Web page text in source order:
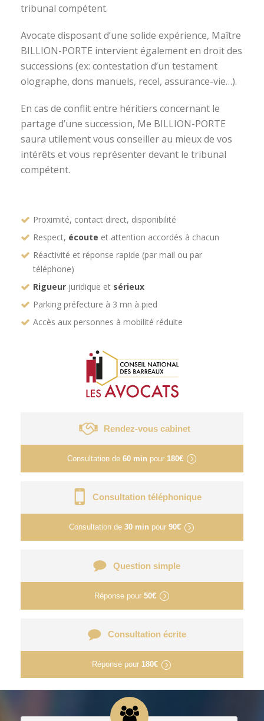
tribunal compétent.
Avocate disposant d’une solide expérience, Maître
BILLION-PORTE intervient également en droit des
successions (ex: contestation d’un testament
olographe, dons manuels, recel, assurance-vie…).
En cas de conflit entre héritiers concernant le
partage d’une succession, Me BILLION-PORTE
saura utilement vous conseiller au mieux de vos
intérêts et vous représenter devant le tribunal
compétent.
Proximité, contact direct, disponibilité
Respect, écoute et attention accordés à chacun
Réactivité et réponse rapide (par mail ou par
téléphone)
Rigueur juridique et sérieux
Parking préfecture à 3 mn à pied
Accès aux personnes à mobilité réduite
Rendez-vous cabinet
Consultation de 60 min pour 180€
Consultation téléphonique
Consultation de 30 min pour 90€
Question simple
Réponse pour 50€
Consultation écrite
Réponse pour 180€